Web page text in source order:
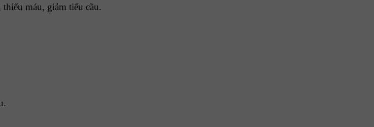
máu, giảm tiểu cầu.